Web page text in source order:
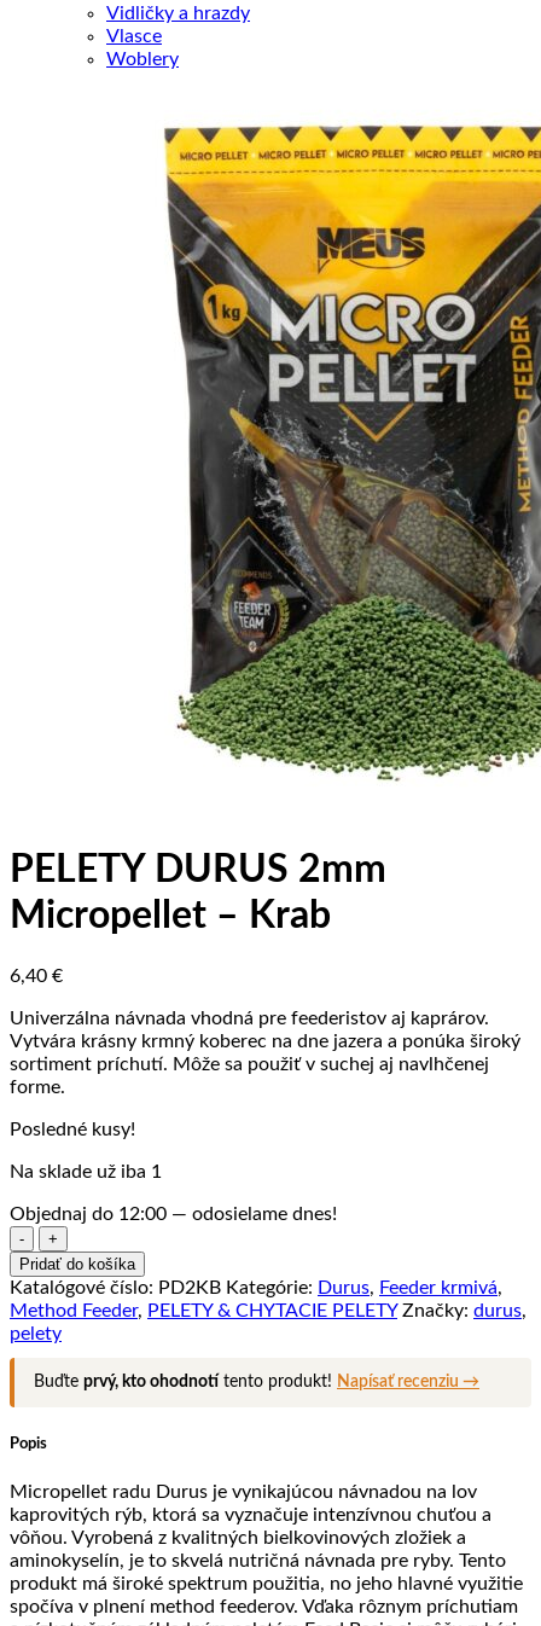
Vidličky a hrazdy
Vlasce
Woblery
PELETY DURUS 2mm
Micropellet – Krab
6,40 €
Univerzálna návnada vhodná pre feederistov aj kaprárov.
Vytvára krásny krmný koberec na dne jazera a ponúka široký
sortiment príchutí. Môže sa použiť v suchej aj navlhčenej
forme.
Posledné kusy!
Na sklade už iba 1
Objednaj do 12:00 — odosielame dnes!
množstvo
PELETY
DURUS
2mm
Micropellet
Krab
Pridať do košíka
Katalógové číslo: PD2KB Kategórie: Durus, Feeder krmivá,
Method Feeder, PELETY & CHYTACIE PELETY Značky: durus,
pelety
Buďte prvý, kto ohodnotí tento produkt! Napísať recenziu →
Popis
Micropellet radu Durus je vynikajúcou návnadou na lov
kaprovitých rýb, ktorá sa vyznačuje intenzívnou chuťou a
vôňou. Vyrobená z kvalitných bielkovinových zložiek a
aminokyselín, je to skvelá nutričná návnada pre ryby. Tento
produkt má široké spektrum použitia, no jeho hlavné využitie
spočíva v plnení method feederov. Vďaka rôznym príchutiam